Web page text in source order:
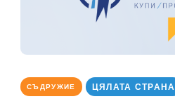
СЪДРУЖИЕ ЦЯЛАТА СТРАНА